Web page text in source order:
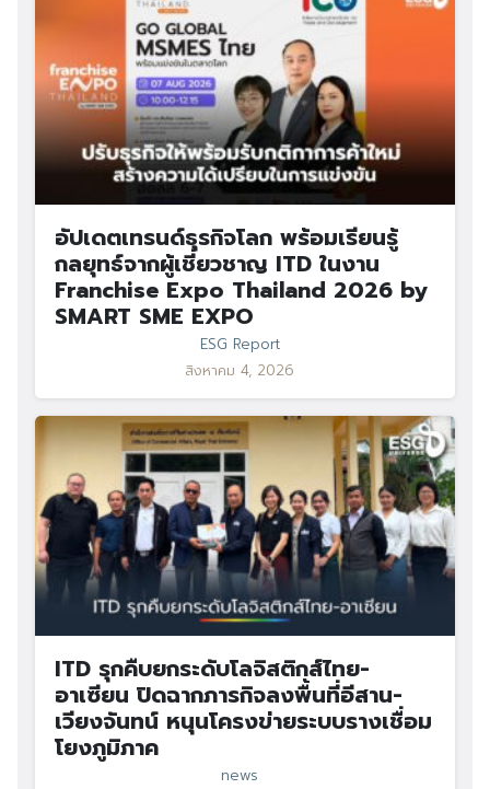
อัปเดตเทรนด์ธุรกิจโลก พร้อมเรียนรู้
กลยุทธ์จากผู้เชี่ยวชาญ ITD ในงาน
Franchise Expo Thailand 2026 by
SMART SME EXPO
ESG Report
สิงหาคม 4, 2026
ITD รุกคืบยกระดับโลจิสติกส์ไทย-
อาเซียน ปิดฉากภารกิจลงพื้นที่อีสาน-
เวียงจันทน์ หนุนโครงข่ายระบบรางเชื่อม
โยงภูมิภาค
news